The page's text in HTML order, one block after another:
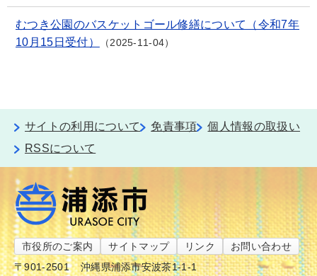
むつき公園のバスケットゴール修繕について（令和7年
10月15日受付）
2025-11-04
サイトの利用について 免責事項
個人情報の取扱い
RSSについて
市役所のご案内 サイトマップ リンク
お問い合わせ
〒901-2501
沖縄県浦添市安波茶1-1-1